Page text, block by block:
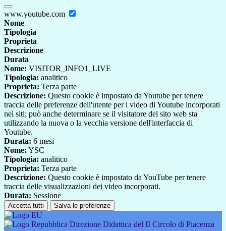
www.youtube.com
Nome
Tipologia
Proprieta
Descrizione
Durata
Nome: VISITOR_INFO1_LIVE
Tipologia: analitico
Proprieta: Terza parte
Descrizione: Questo cookie è impostato da Youtube per tenere
traccia delle preferenze dell'utente per i video di Youtube incorporati
nei siti; può anche determinare se il visitatore del sito web sta
utilizzando la nuova o la vecchia versione dell'interfaccia di
Youtube.
Durata: 6 mesi
Nome: YSC
Tipologia: analitico
Proprieta: Terza parte
Descrizione: Questo cookie è impostato da YouTube per tenere
traccia delle visualizzazioni dei video incorporati.
Durata: Sessione
Accetta tutti Salva le preferenze
Direzione Didattica del II Circolo di Piacenza